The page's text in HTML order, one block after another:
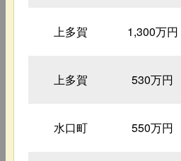
上多賀 1,300万円
上多賀 530万円
水口町 550万円